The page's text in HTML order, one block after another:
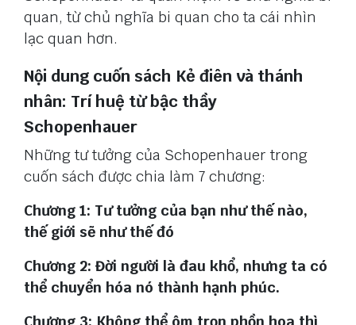
quan, từ chủ nghĩa bi quan cho ta cái nhìn
lạc quan hơn.
Nội dung cuốn sách Kẻ điên và thánh
nhân: Trí huệ từ bậc thầy
Schopenhauer
Những tư tưởng của Schopenhauer trong
cuốn sách được chia làm 7 chương:
Chương 1: Tư tưởng của bạn như thế nào,
thế giới sẽ như thế đó
Chương 2: Đời người là đau khổ, nhưng ta có
thể chuyển hóa nó thành hạnh phúc.